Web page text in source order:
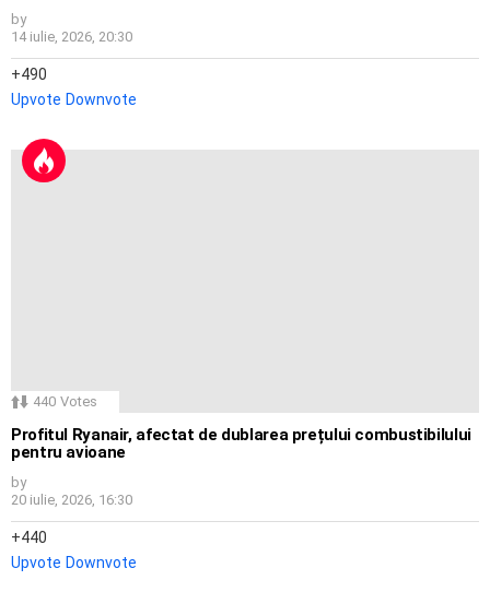
by
14 iulie, 2026, 20:30
490
Upvote Downvote
440 Votes
Profitul Ryanair, afectat de dublarea prețului combustibilului
pentru avioane
by
20 iulie, 2026, 16:30
440
Upvote Downvote